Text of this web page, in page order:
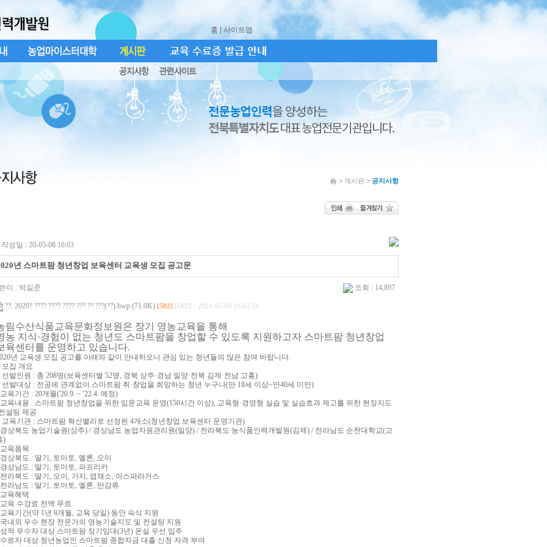
홈 | 사이트맵
> 게시판 > 공지사항
작성일 : 20-05-08 16:03
년 스마트팜 청년창업 보육센터 교육생 모집 공고문
이 : 박길준 조회 : 14,897
??. 2020? ???? ???? ???? ??? ?? ???(??).hwp (71.0K) [582] DATE : 2020-05-08 16:02:56
림수산식품교육문화정보원은 장기 영농교육을 통해
농 지식·경험이 없는 청년도 스마트팜을 창업할 수 있도록 지원하고자 스마트팜 청년창업
육센터를 운영하고 있습니다.
년 교육생 모집 공고를 아래와 같이 안내하오니 관심 있는 청년들의 많은 참여 바랍니다.
모집 개요
선발인원 : 총 208명(보육센터별 52명, 경북 상주·경남 밀양·전북 김제·전남 고흥)
선발대상 : 전공에 관계없이 스마트팜 취·창업을 희망하는 청년 누구나(만 18세 이상~만40세 미만)
육기간 : 20개월('20.9. ~ '22.4. 예정)
육내용 : 스마트팜 청년창업을 위한 입문교육 운영(150시간 이상), 교육형·경영형 실습 및 실습효과 제고를 위한 현장지도
설팅 제공
교육기관 : 스마트팜 혁신밸리로 선정된 4개소(청년창업 보육센터 운영기관)
상북도 농업기술원(상주) / 경상남도 농업자원관리원(밀양) / 전라북도 농식품인력개발원(김제) / 전라남도 순천대학교(고
)
육품목
상북도 : 딸기, 토마토, 멜론, 오이
상남도 : 딸기, 토마토, 파프리카
라북도 : 딸기, 오이, 가지, 엽채소, 아스파라거스
라남도 : 딸기, 토마토, 멜론, 만감류
육혜택
육 수강료 전액 무료
육기간(약 1년 8개월, 교육 당일) 동안 숙식 지원
내외 우수 현장 전문가의 영농기술지도 및 컨설팅 지원
적 우수자 대상 스마트팜 장기임대(3년) 온실 우선 입주
료자 대상 청년농업인 스마트팜 종합자금 대출 신청 자격 부여